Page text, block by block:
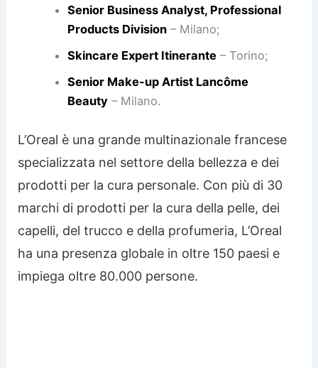
Senior Business Analyst, Professional
Products Division– Milano;
Skincare Expert Itinerante– Torino;
Senior Make-up Artist Lancôme
Beauty– Milano.
L’Oreal è una grande multinazionale francese
specializzata nel settore della bellezza e dei
prodotti per la cura personale. Con più di 30
marchi di prodotti per la cura della pelle, dei
capelli, del trucco e della profumeria, L’Oreal
ha una presenza globale in oltre 150 paesi e
impiega oltre 80.000 persone.